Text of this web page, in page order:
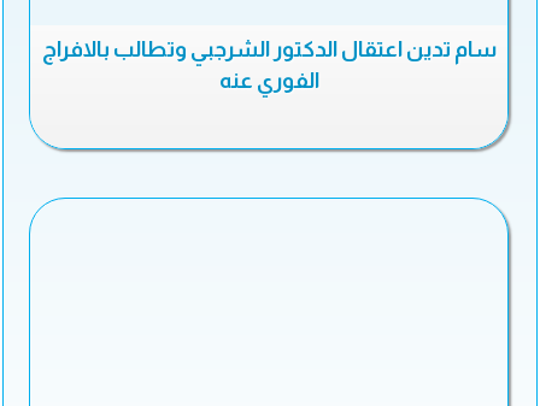
سام تدين اعتقال الدكتور الشرجبي وتطالب بالافراج
الفوري عنه